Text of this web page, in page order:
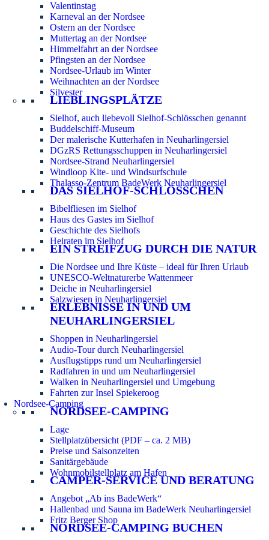
Valentinstag
Karneval an der Nordsee
Ostern an der Nordsee
Muttertag an der Nordsee
Himmelfahrt an der Nordsee
Pfingsten an der Nordsee
Nordsee-Urlaub im Winter
Weihnachten an der Nordsee
Silvester
LIEBLINGSPLÄTZE
Sielhof, auch liebevoll Sielhof-Schlösschen genannt
Buddelschiff-Museum
Der malerische Kutterhafen in Neuharlingersiel
DGzRS Rettungsschuppen in Neuharlingersiel
Nordsee-Strand Neuharlingersiel
Windloop Kite- und Windsurfschule
Thalasso-Zentrum BadeWerk Neuharlingersiel
DAS SIELHOF-SCHLÖSSCHEN
Bibelfliesen im Sielhof
Haus des Gastes im Sielhof
Geschichte des Sielhofs
Heiraten im Sielhof
EIN STREIFZUG DURCH DIE NATUR
Die Nordsee und Ihre Küste – ideal für Ihren Urlaub
UNESCO-Weltnaturerbe Wattenmeer
Deiche in Neuharlingersiel
Salzwiesen in Neuharlingersiel
ERLEBNISSE IN UND UM
NEUHARLINGERSIEL
Shoppen in Neuharlingersiel
Audio-Tour durch Neuharlingersiel
Ausflugstipps rund um Neuharlingersiel
Radfahren in und um Neuharlingersiel
Walken in Neuharlingersiel und Umgebung
Fahrten zur Insel Spiekeroog
Nordsee-Camping
NORDSEE-CAMPING
Lage
Stellplatzübersicht (PDF – ca. 2 MB)
Preise und Saisonzeiten
Sanitärgebäude
Wohnmobilstellplatz am Hafen
CAMPER-SERVICE UND BERATUNG
Angebot „Ab ins BadeWerk“
Hallenbad und Sauna im BadeWerk Neuharlingersiel
Fritz Berger Shop
NORDSEE-CAMPING BUCHEN